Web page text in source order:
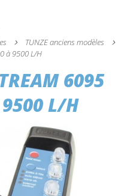
TUNZE anciens modèles
à 9500 L/H
6095
L/H